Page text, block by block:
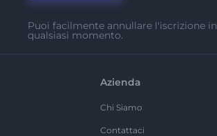
Puoi facilmente annullare l'iscrizione in
qualsiasi momento.
Azienda
Chi Siamo
Contattaci